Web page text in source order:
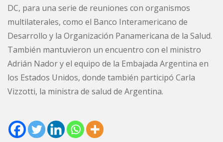
DC, para una serie de reuniones con organismos
multilaterales, como el Banco Interamericano de
Desarrollo y la Organización Panamericana de la Salud.
También mantuvieron un encuentro con el ministro
Adrián Nador y el equipo de la Embajada Argentina en
los Estados Unidos, donde también participó Carla
Vizzotti, la ministra de salud de Argentina.